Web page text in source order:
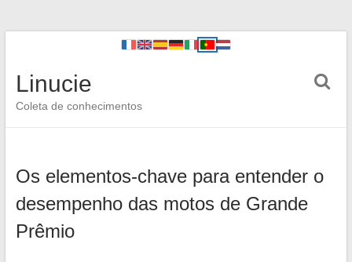
Linucie
Coleta de conhecimentos
Os elementos-chave para entender o
desempenho das motos de Grande
Prêmio